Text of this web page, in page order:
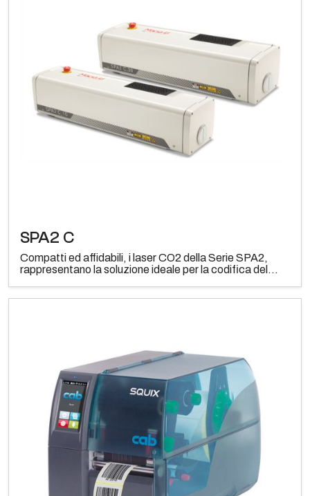
SPA2 C
Compatti ed affidabili, i laser CO2 della Serie SPA2,
rappresentano la soluzione ideale per la codifica del...